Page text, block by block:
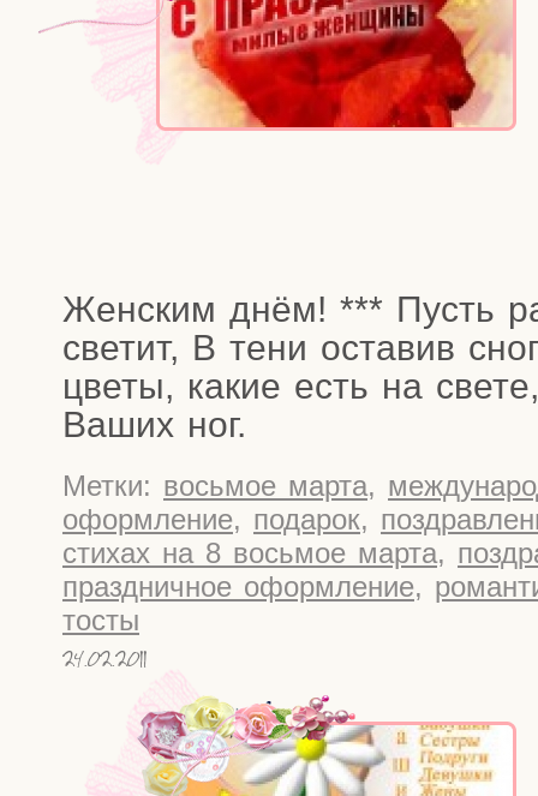
Жен­ским днём! *** Пусть
све­тит, В тени оста­вив
цве­ты, какие есть на
Ваших ног.
Метки: восьмое марта,
оформление, подарок,
стихах на 8 восьмое марта,
праздничное оформление,
тосты
24.02.2011